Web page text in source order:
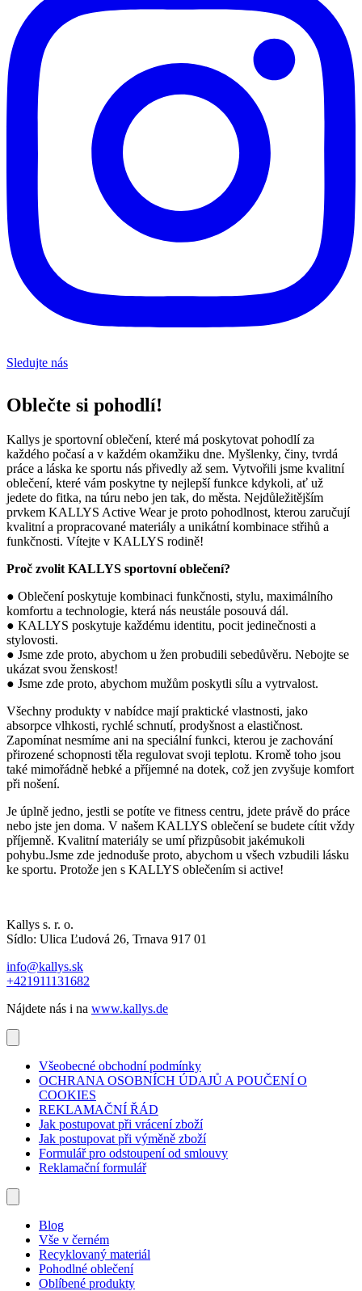
Sledujte nás
Oblečte si pohodlí!
Kallys je sportovní oblečení, které má poskytovat pohodlí za
každého počasí a v každém okamžiku dne. Myšlenky, činy, tvrdá
práce a láska ke sportu nás přivedly až sem. Vytvořili jsme kvalitní
oblečení, které vám poskytne ty nejlepší funkce kdykoli, ať už
jedete do fitka, na túru nebo jen tak, do města. Nejdůležitějším
prvkem KALLYS Active Wear je proto pohodlnost, kterou zaručují
kvalitní a propracované materiály a unikátní kombinace střihů a
funkčnosti. Vítejte v KALLYS rodině!
Proč zvolit KALLYS sportovní oblečení?
● Oblečení poskytuje kombinaci funkčnosti, stylu, maximálního
komfortu a technologie, která nás neustále posouvá dál.
● KALLYS poskytuje každému identitu, pocit jedinečnosti a
stylovosti.
● Jsme zde proto, abychom u žen probudili sebedůvěru. Nebojte se
ukázat svou ženskost!
● Jsme zde proto, abychom mužům poskytli sílu a vytrvalost.
Všechny produkty v nabídce mají praktické vlastnosti, jako
absorpce vlhkosti, rychlé schnutí, prodyšnost a elastičnost.
Zapomínat nesmíme ani na speciální funkci, kterou je zachování
přirozené schopnosti těla regulovat svoji teplotu. Kromě toho jsou
také mimořádně hebké a příjemné na dotek, což jen zvyšuje komfort
při nošení.
Je úplně jedno, jestli se potíte ve fitness centru, jdete právě do práce
nebo jste jen doma. V našem KALLYS oblečení se budete cítit vždy
příjemně. Kvalitní materiály se umí přizpůsobit jakémukoli
pohybu.Jsme zde jednoduše proto, abychom u všech vzbudili lásku
ke sportu. Protože jen s KALLYS oblečením si active!
Kallys s. r. o.
Sídlo: Ulica Ľudová 26, Trnava 917 01
info@kallys.sk
+421911131682
Nájdete nás i na www.kallys.de
Všeobecné obchodní podmínky
OCHRANA OSOBNÍCH ÚDAJŮ A POUČENÍ O
COOKIES
REKLAMAČNÍ ŘÁD
Jak postupovat při vrácení zboží
Jak postupovat při výměně zboží
Formulář pro odstoupení od smlouvy
Reklamační formulář
Blog
Vše v černém
Recyklovaný materiál
Pohodlné oblečení
Oblíbené produkty